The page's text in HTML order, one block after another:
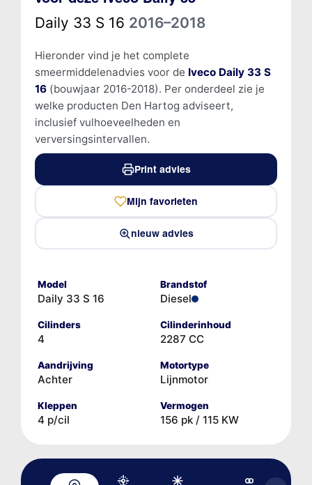
Daily 33 S 16 2016–2018
Hieronder vind je het complete
smeermiddelenadvies voor de Iveco Daily 33 S
16(bouwjaar 2016-2018). Per onderdeel zie je
welke producten Den Hartog adviseert,
inclusief vulhoeveelheden en
verversingsintervallen.
Print advies
Mijn favorieten
nieuw advies
Model
Daily 33 S 16
Brandstof
Diesel
Cilinders
4
Cilinderinhoud
2287 CC
Aandrijving
Achter
Motortype
Lijnmotor
Kleppen
4 p/cil
Vermogen
156 pk / 115 KW